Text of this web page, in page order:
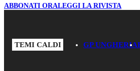
ABBONATI ORALEGGI LA RIVISTA
TEMI CALDI GP UNGHERIA